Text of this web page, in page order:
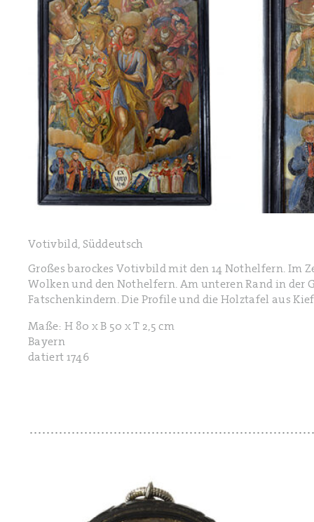
Votivbild, Süddeutsch
Großes barockes Votivbild mit den 14 Nothelfern. Im
Wolken und den Nothelfern. Am unteren Rand in
Fatschenkindern. Die Profile und die Holztafel aus
Maße: H 80 x B 50 x T 2,5 cm
Bayern
datiert 1746